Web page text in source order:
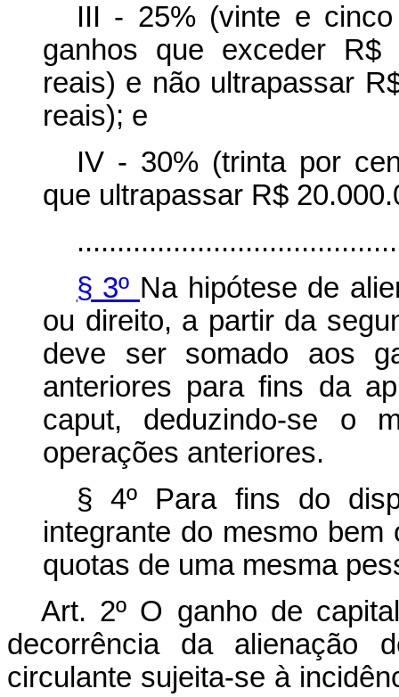
III - 25% (vinte e
ganhos que exceder R$
reais) e não ultrapassar
reais); e
IV - 30% (trinta por
que ultrapassar R$
§ 3º Na hipótese de
ou direito, a partir da
deve ser somado aos
anteriores para fins da
caput, deduzindo-se o
operações anteriores.
§ 4º Para fins do
integrante do mesmo
quotas de uma mesma
Art. 2º O ganho de
decorrência da
circulante sujeita-se à